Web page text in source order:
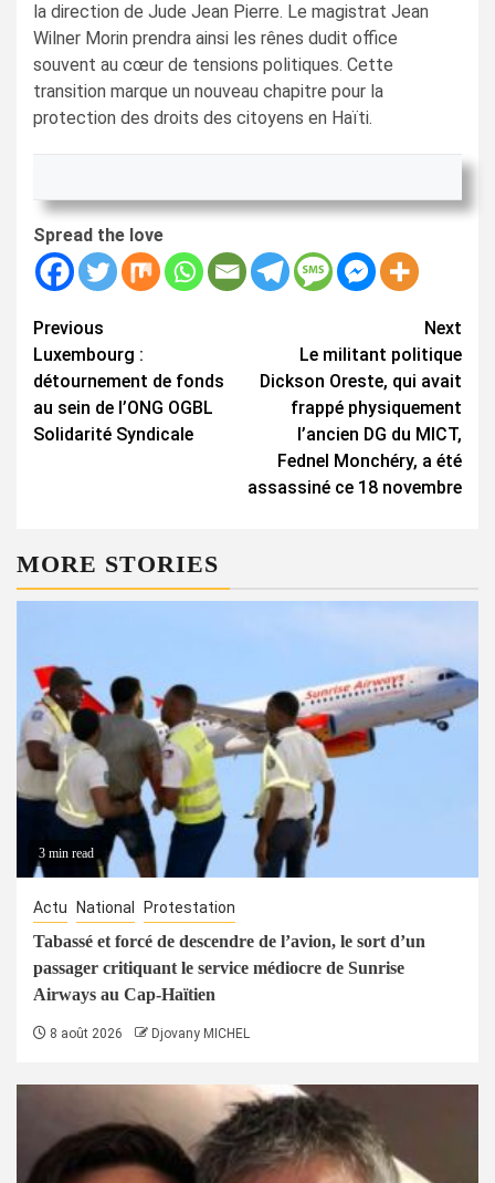
la direction de Jude Jean Pierre. Le magistrat Jean
Wilner Morin prendra ainsi les rênes dudit office
souvent au cœur de tensions politiques. Cette
transition marque un nouveau chapitre pour la
protection des droits des citoyens en Haïti.
Spread the love
Continue
Reading
Previous
Luxembourg :
détournement de fonds
au sein de l’ONG OGBL
Solidarité Syndicale
Next
Le militant politique
Dickson Oreste, qui avait
frappé physiquement
l’ancien DG du MICT,
Fednel Monchéry, a été
assassiné ce 18 novembre
MORE STORIES
3 min read
Actu National Protestation
Tabassé et forcé de descendre de l’avion, le sort d’un
passager critiquant le service médiocre de Sunrise
Airways au Cap-Haïtien
8 août 2026 Djovany MICHEL